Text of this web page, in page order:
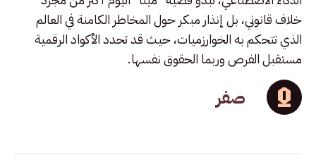
خلاف قانوني، بل إنذار مبكر حول المخاطر الكامنة في العالم
الذي تتحكم به الخوارزميات، حيث قد تحدد الأكواد الرقمية
مستقبل الفرص وربما الحقوق نفسها.
صفر